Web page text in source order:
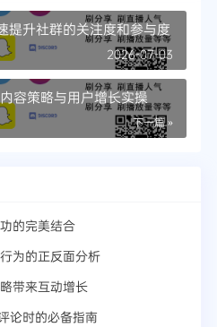
升社群的关注度和参与度
2026-07-03
容策略与用户增长实操
下一篇 »
的完美结合
为的正反面分析
带来互动增长
论时的必备指南